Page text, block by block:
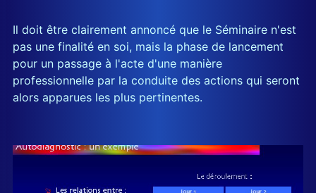
Il doit être clairement annoncé que le Séminaire n'est
pas une finalité en soi, mais la phase de lancement
pour un passage à l'acte d'une manière
professionnelle par la conduite des actions qui seront
alors apparues les plus pertinentes.